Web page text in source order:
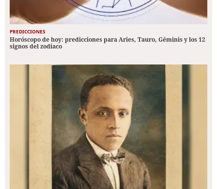
PREDICCIONES
Horóscopo de hoy: predicciones para Aries, Tauro, Géminis y los 12
signos del zodiaco